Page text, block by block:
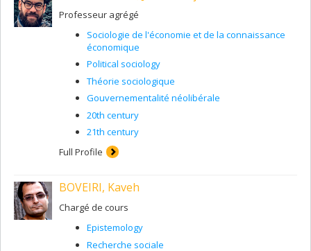
Professeur agrégé
Sociologie de l'économie et de la connaissance
économique
Political sociology
Théorie sociologique
Gouvernementalité néolibérale
20th century
21th century
Full Profile
BOVEIRI, Kaveh
Chargé de cours
Epistemology
Recherche sociale